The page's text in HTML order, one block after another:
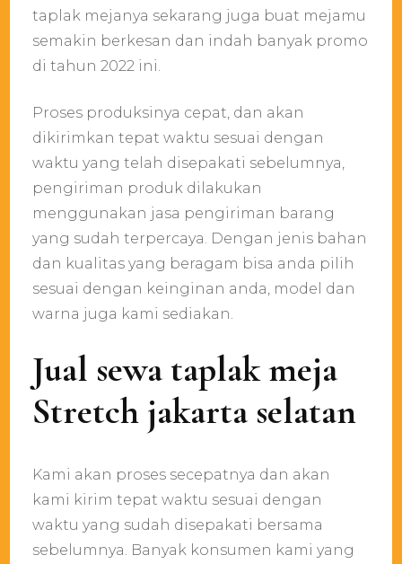
taplak mejanya sekarang juga buat mejamu
semakin berkesan dan indah banyak promo
di tahun 2022 ini.
Proses produksinya cepat, dan akan
dikirimkan tepat waktu sesuai dengan
waktu yang telah disepakati sebelumnya,
pengiriman produk dilakukan
menggunakan jasa pengiriman barang
yang sudah terpercaya. Dengan jenis bahan
dan kualitas yang beragam bisa anda pilih
sesuai dengan keinginan anda, model dan
warna juga kami sediakan.
Jual sewa taplak meja
Stretch jakarta selatan
Kami akan proses secepatnya dan akan
kami kirim tepat waktu sesuai dengan
waktu yang sudah disepakati bersama
sebelumnya. Banyak konsumen kami yang